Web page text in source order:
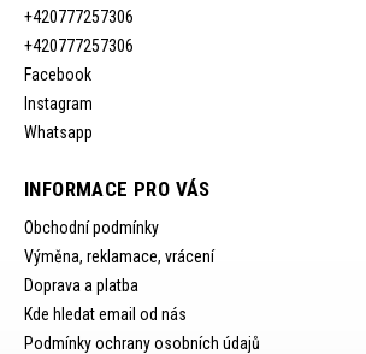
+420777257306
+420777257306
Facebook
Instagram
Whatsapp
INFORMACE PRO VÁS
Obchodní podmínky
Výměna, reklamace, vrácení
Doprava a platba
Kde hledat email od nás
Podmínky ochrany osobních údajů